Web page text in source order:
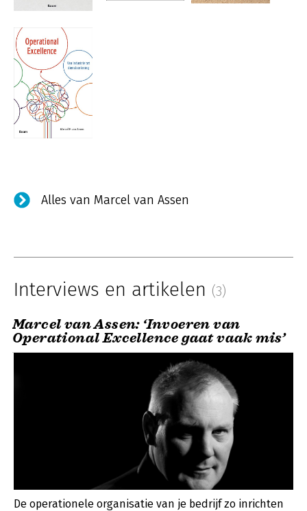
Alles van Marcel van Assen
Interviews en artikelen (3)
Marcel van Assen: ‘Invoeren van
Operational Excellence gaat vaak mis’
De operationele organisatie van je bedrijf zo inrichten